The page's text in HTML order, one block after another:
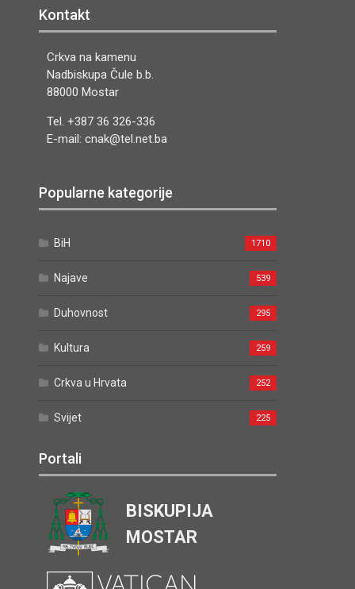
Kontakt
Crkva na kamenu
Nadbiskupa Čule b.b.
88000 Mostar
Tel. +387 36 326-336
E-mail: cnak@tel.net.ba
Popularne kategorije
BiH 1710
Najave 539
Duhovnost 295
Kultura 259
Crkva u Hrvata 252
Svijet 225
Portali
BISKUPIJA
MOSTAR